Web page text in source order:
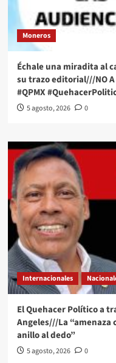
Moneros
Échale una miradita al
su trazo editorial///NO A
#QPMX
5 agosto, 2026 0
Internacionales
El Quehacer Político a
Angeles///La “amenaza
anillo al dedo”
5 agosto, 2026 0